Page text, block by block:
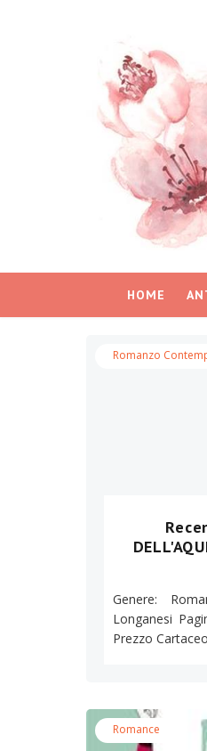
HOME
Romanzo
Genere:
Longanesi
Prezzo
Romance